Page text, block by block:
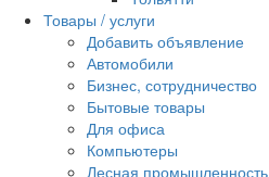
Товары / услуги
Добавить объявление
Автомобили
Бизнес, сотрудничество
Бытовые товары
Для офиса
Компьютеры
Лесная промышленность